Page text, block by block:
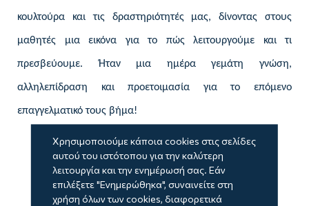
κουλτούρα και τις δραστηριότητές μας, δίνοντας στους
μαθητές μια εικόνα για το πώς λειτουργούμε και τι
πρεσβεύουμε. Ήταν μια ημέρα γεμάτη γνώση,
αλληλεπίδραση και προετοιμασία για το επόμενο
επαγγελματικό τους βήμα!
Previous Next
Χρησιμοποιούμε κάποια cookies στις σελίδες
αυτού του ιστότοπου για την καλύτερη
λειτουργία και την ενημέρωσή σας. Εάν
επιλέξετε "Ενημερώθηκα", συναινείτε στη
χρήση όλων των cookies, διαφορετικά